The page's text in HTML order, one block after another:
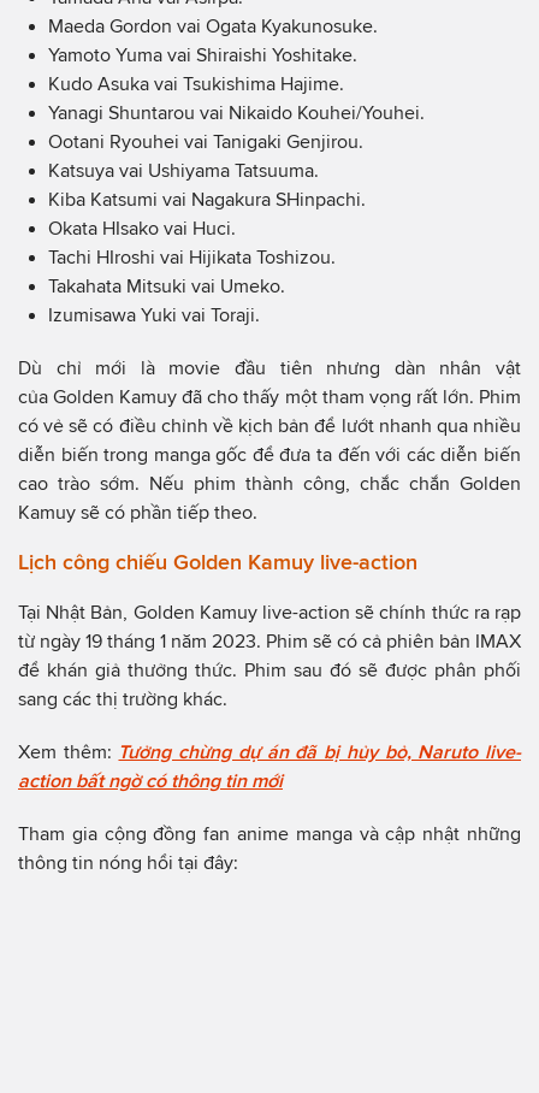
Maeda Gordon vai Ogata Kyakunosuke.
Yamoto Yuma vai Shiraishi Yoshitake.
Kudo Asuka vai Tsukishima Hajime.
Yanagi Shuntarou vai Nikaido Kouhei/Youhei.
Ootani Ryouhei vai Tanigaki Genjirou.
Katsuya vai Ushiyama Tatsuuma.
Kiba Katsumi vai Nagakura SHinpachi.
Okata HIsako vai Huci.
Tachi HIroshi vai Hijikata Toshizou.
Takahata Mitsuki vai Umeko.
Izumisawa Yuki vai Toraji.
Dù chỉ mới là movie đầu tiên nhưng dàn nhân vật
của Golden Kamuy đã cho thấy một tham vọng rất lớn. Phim
có vẻ sẽ có điều chỉnh về kịch bản để lướt nhanh qua nhiều
diễn biến trong manga gốc để đưa ta đến với các diễn biến
cao trào sớm. Nếu phim thành công, chắc chắn Golden
Kamuy sẽ có phần tiếp theo.
Lịch công chiếu Golden Kamuy live-action
Tại Nhật Bản, Golden Kamuy live-action sẽ chính thức ra rạp
từ ngày 19 tháng 1 năm 2023. Phim sẽ có cả phiên bản IMAX
để khán giả thưởng thức. Phim sau đó sẽ được phân phối
sang các thị trường khác.
Xem thêm: Tưởng chừng dự án đã bị hủy bỏ, Naruto live-
action bất ngờ có thông tin mới
Tham gia cộng đồng fan anime manga và cập nhật những
thông tin nóng hổi tại đây: